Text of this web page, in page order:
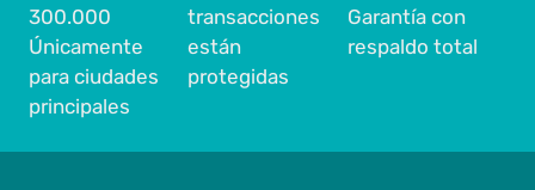
300.000
Únicamente
para ciudades
principales
transacciones
están
protegidas
Garantía con
respaldo total